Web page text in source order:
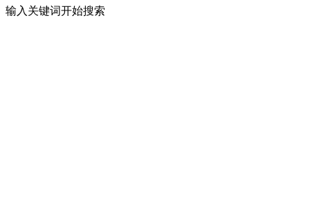
输入关键词开始搜索